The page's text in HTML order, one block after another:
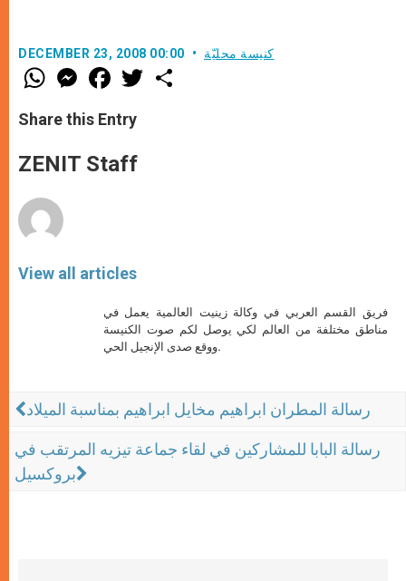
DECEMBER 23, 2008 00:00 كنيسة محليّة
W
h
t
s
p
p
M
e
s
e
g
e
F
a
e
b
o
k
w
Share this Entry
ZENIT Staff
View all articles
فريق القسم العربي في وكالة زينيت العالمية يعمل في
مناطق مختلفة من العالم لكي يوصل لكم صوت الكنيسة
ووقع صدى الإنجيل الحي.
رسالة المطران ابراهيم مخايل ابراهيم بمناسبة الميلاد
رسالة البابا للمشاركين في لقاء جماعة تيزيه المرتقب في
بروكسيل